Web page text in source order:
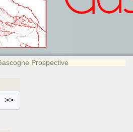
Prospective
>>